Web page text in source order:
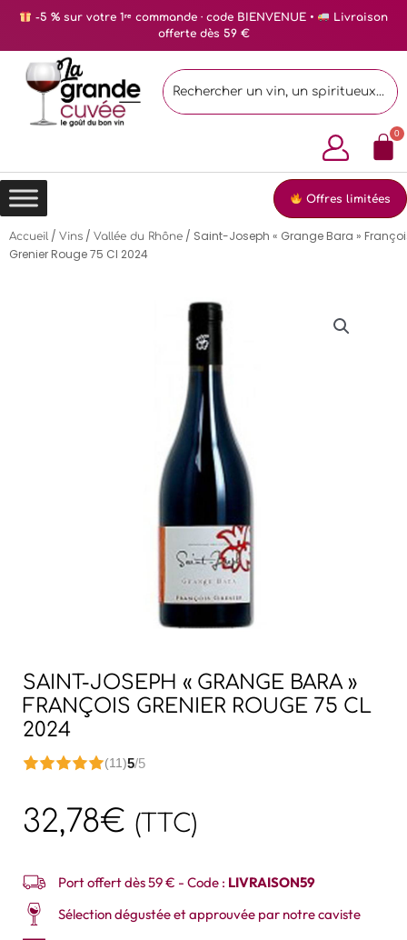
-5 % sur votre 1ʳᵉ commande · code BIENVENUE •
Livraison
offerte dès 59 €
Offres limitées
Accueil / Vins / Vallée du Rhône / Saint-Joseph « Grange Bara »
Grenier Rouge 75 Cl 2024
SAINT-JOSEPH « GRANGE BARA »
FRANÇOIS GRENIER ROUGE 75 CL
2024
(11)5/5
32,78€ (TTC)
Port offert dès 59 € - Code : LIVRAISON59
Sélection dégustée et approuvée par notre caviste